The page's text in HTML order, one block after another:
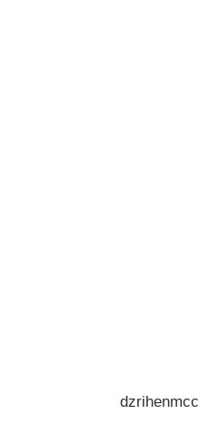
dzrihenmcc